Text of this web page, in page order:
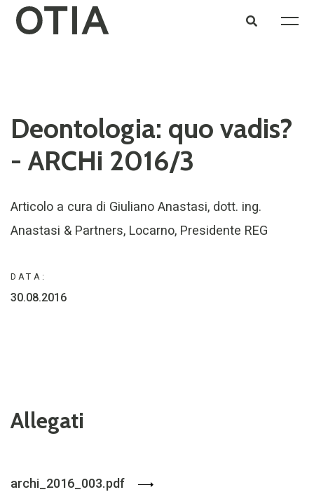
Deontologia: quo vadis?
- ARCHi 2016/3
Articolo a cura di Giuliano Anastasi, dott. ing.
Anastasi & Partners, Locarno, Presidente REG
DATA:
30.08.2016
Allegati
archi_2016_003.pdf